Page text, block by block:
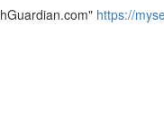
https://